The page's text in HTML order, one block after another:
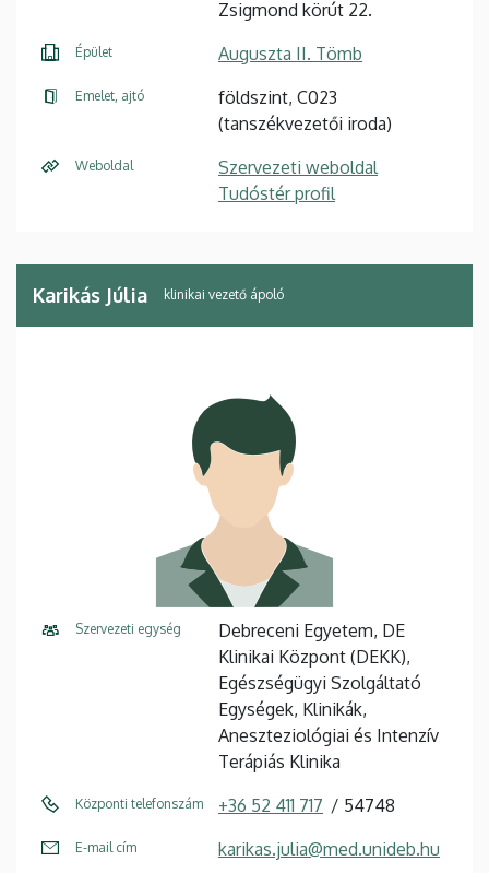
Zsigmond körút 22.
Épület Auguszta II. Tömb
Emelet, ajtó
földszint, C023
(tanszékvezetői iroda)
Weboldal
Szervezeti weboldal
Tudóstér profil
Karikás Júlia klinikai vezető ápoló
Szervezeti egység
Debreceni Egyetem, DE
Klinikai Központ (DEKK),
Egészségügyi Szolgáltató
Egységek, Klinikák,
Aneszteziológiai és Intenzív
Terápiás Klinika
Központi telefonszám +36 52 411 717 54748
E-mail cím karikas.julia@med.unideb.hu